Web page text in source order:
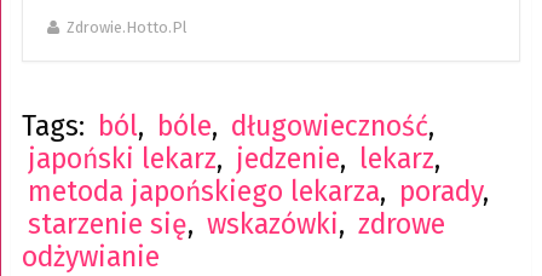
Zdrowie.hotto.pl
Tags: ból, bóle, długowieczność,
japoński lekarz, jedzenie, lekarz,
metoda japońskiego lekarza, porady,
starzenie się, wskazówki, zdrowe
odżywianie